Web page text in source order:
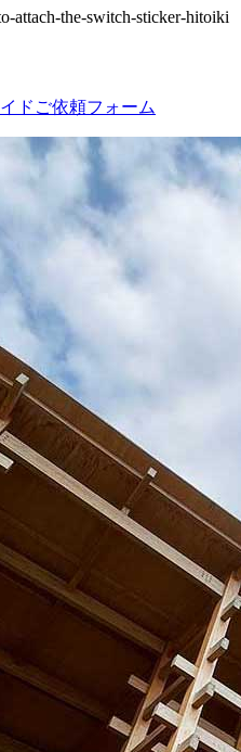
ドご依頼フォーム